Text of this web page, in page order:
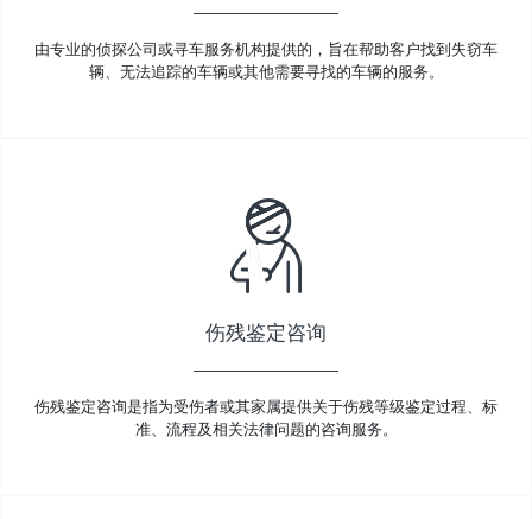
由专业的侦探公司或寻车服务机构提供的，旨在帮助客户找到失窃车
辆、无法追踪的车辆或其他需要寻找的车辆的服务。
伤残鉴定咨询
伤残鉴定咨询是指为受伤者或其家属提供关于伤残等级鉴定过程、标
准、流程及相关法律问题的咨询服务。